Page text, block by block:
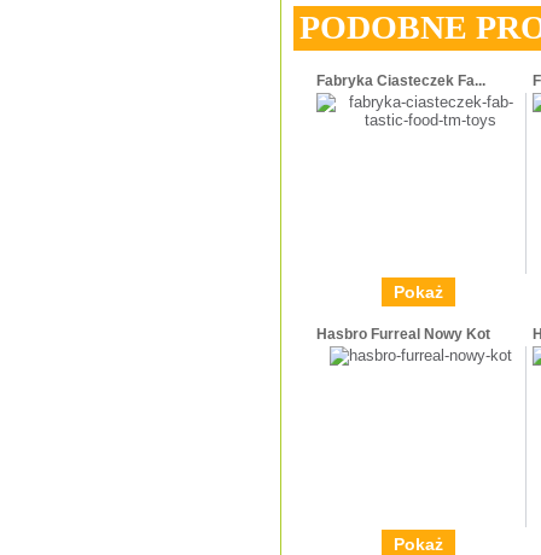
PODOBNE
Fabryka Ciasteczek Fa...
Pokaż
Hasbro Furreal Nowy Kot
Pokaż